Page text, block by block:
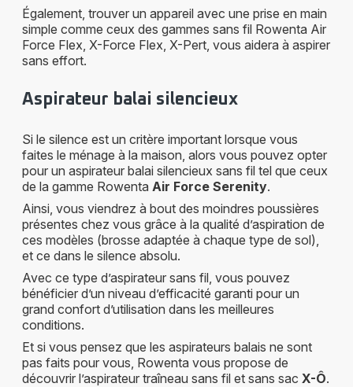
Également, trouver un appareil avec une prise en main
simple comme ceux des gammes sans fil Rowenta Air
Force Flex, X-Force Flex, X-Pert, vous aidera à aspirer
sans effort.
Aspirateur balai silencieux
Si le silence est un critère important lorsque vous
faites le ménage à la maison, alors vous pouvez opter
pour un aspirateur balai silencieux sans fil tel que ceux
de la gamme Rowenta Air Force Serenity.
Ainsi, vous viendrez à bout des moindres poussières
présentes chez vous grâce à la qualité d’aspiration de
ces modèles (brosse adaptée à chaque type de sol),
et ce dans le silence absolu.
Avec ce type d’aspirateur sans fil, vous pouvez
bénéficier d’un niveau d’efficacité garanti pour un
grand confort d’utilisation dans les meilleures
conditions.
Et si vous pensez que les aspirateurs balais ne sont
pas faits pour vous, Rowenta vous propose de
découvrir l’aspirateur traîneau sans fil et sans sac X-Ô.